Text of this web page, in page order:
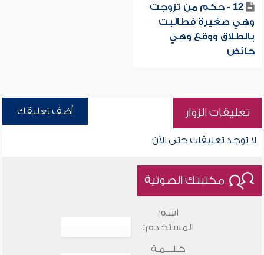
12 - حكم من تزوجت
وهي صغيرة فطالبت
بالطلاق ووقع وهي
حائض
تعليقات الزوار أضف تعليقك
لا توجد تعليقات حتى الآن
مكتبتك الصوتية
اسم
المستخدم:
كـلـــمـة